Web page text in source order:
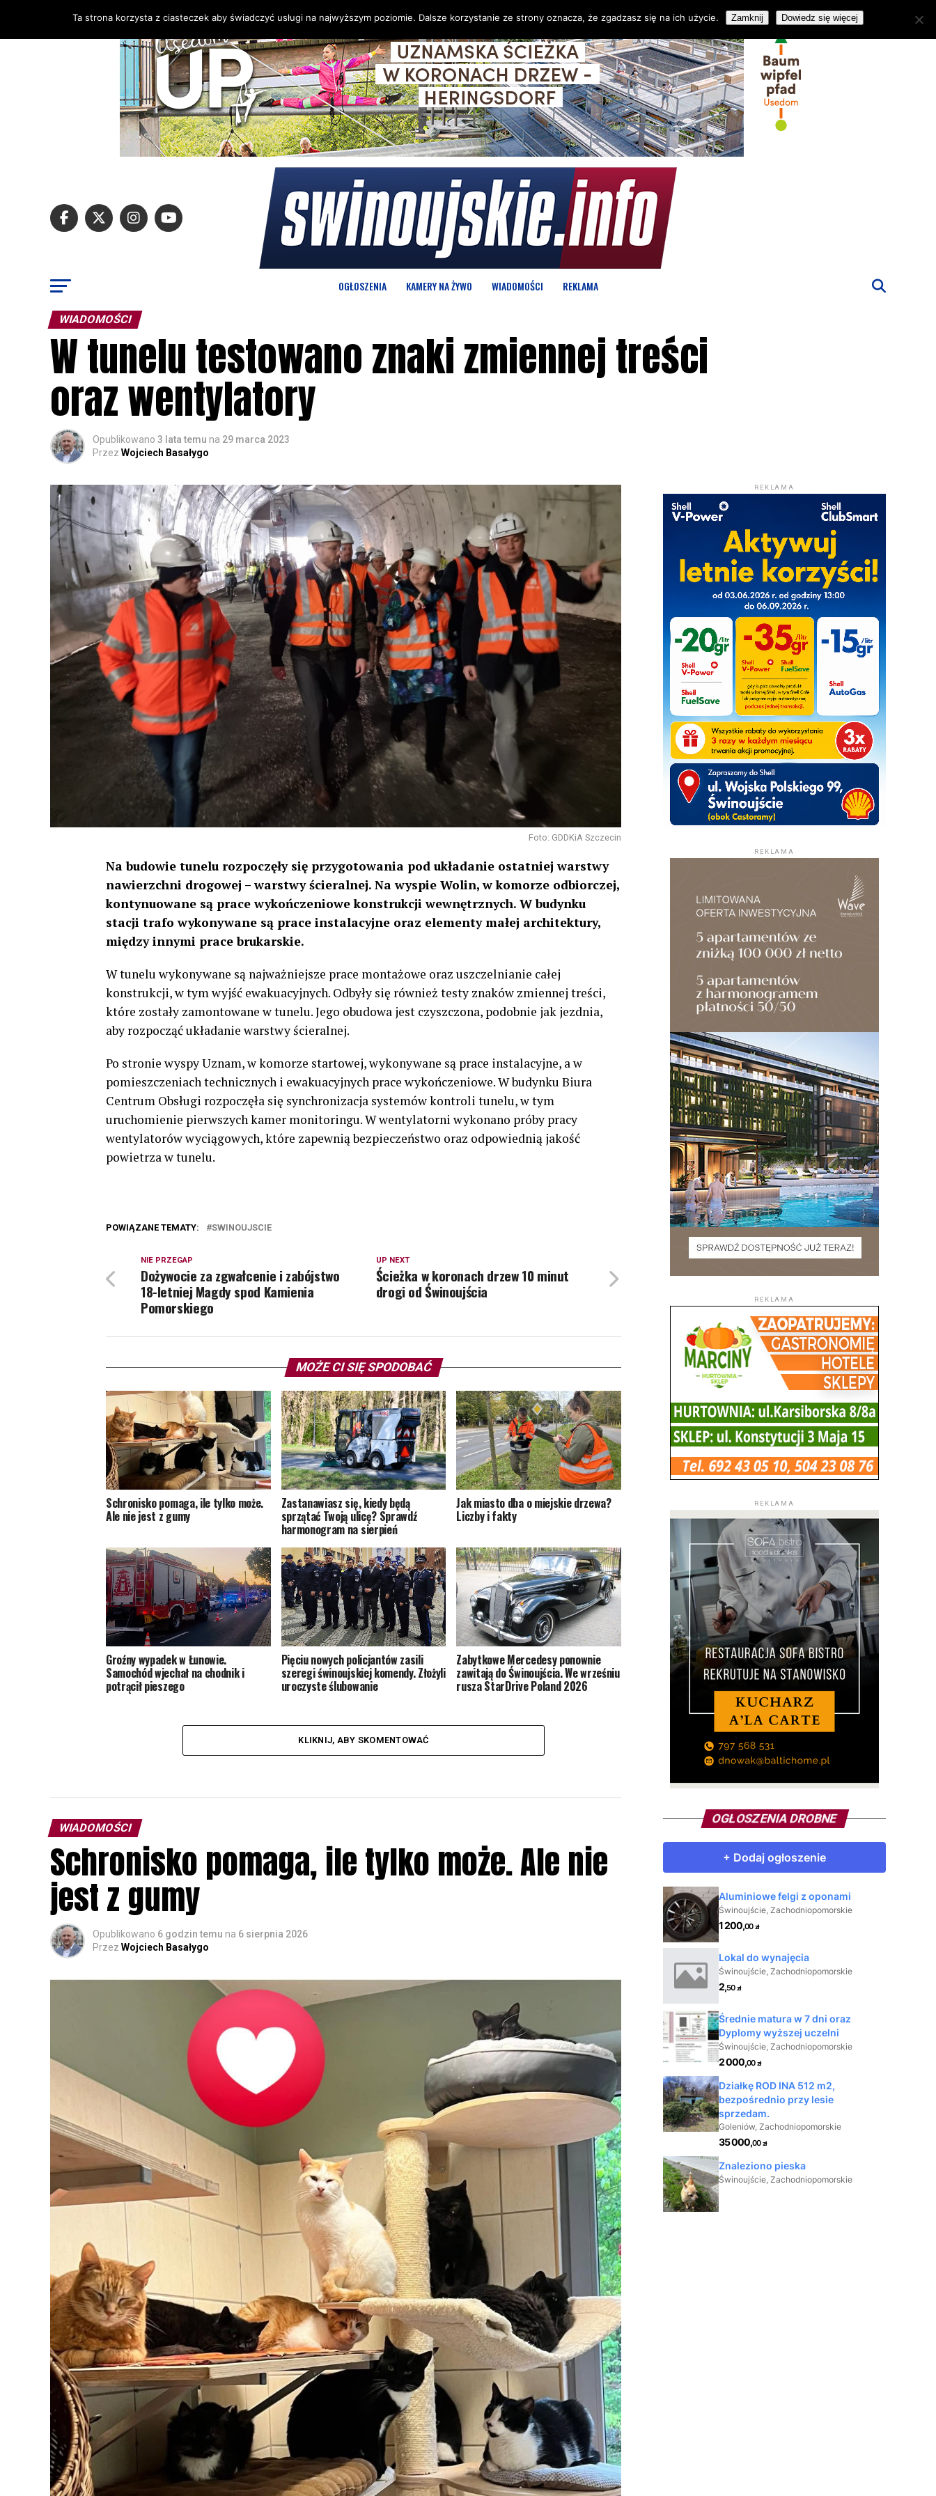
OGŁOSZENIA KAMERY NA ŻYWO WIADOMOŚCI REKLAMA
WIADOMOŚCI
W tunelu testowano znaki zmiennej treści
oraz wentylatory
Opublikowano 3 lata temu na 29 marca 2023
Przez Wojciech Basałygo
Foto: GDDKiA Szczecin
Na budowie tunelu rozpoczęły się przygotowania pod układanie ostatniej warstwy
nawierzchni drogowej – warstwy ścieralnej. Na wyspie Wolin, w komorze odbiorczej,
kontynuowane są prace wykończeniowe konstrukcji wewnętrznych. W budynku
stacji trafo wykonywane są prace instalacyjne oraz elementy małej architektury,
między innymi prace brukarskie.
W tunelu wykonywane są najważniejsze prace montażowe oraz uszczelnianie całej
konstrukcji, w tym wyjść ewakuacyjnych. Odbyły się również testy znaków zmiennej treści,
które zostały zamontowane w tunelu. Jego obudowa jest czyszczona, podobnie jak jezdnia,
aby rozpocząć układanie warstwy ścieralnej.
Po stronie wyspy Uznam, w komorze startowej, wykonywane są prace instalacyjne, a w
pomieszczeniach technicznych i ewakuacyjnych prace wykończeniowe. W budynku Biura
Centrum Obsługi rozpoczęła się synchronizacja systemów kontroli tunelu, w tym
uruchomienie pierwszych kamer monitoringu. W wentylatorni wykonano próby pracy
wentylatorów wyciągowych, które zapewnią bezpieczeństwo oraz odpowiednią jakość
powietrza w tunelu.
POWIĄZANE TEMATY: SWINOUJSCIE
UP NEXT
Ścieżka w koronach drzew 10 minut
drogi od Świnoujścia
NIE PRZEGAP
Dożywocie za zgwałcenie i zabójstwo
18-letniej Magdy spod Kamienia
Pomorskiego
MOŻE CI SIĘ SPODOBAĆ
Schronisko pomaga, ile tylko może.
Ale nie jest z gumy
Zastanawiasz się, kiedy będą
sprzątać Twoją ulicę? Sprawdź
harmonogram na sierpień
Jak miasto dba o miejskie drzewa?
Liczby i fakty
Groźny wypadek w Łunowie.
Samochód wjechał na chodnik i
potrącił pieszego
Pięciu nowych policjantów zasili
szeregi świnoujskiej komendy. Złożyli
uroczyste ślubowanie
Zabytkowe Mercedesy ponownie
zawitają do Świnoujścia. We wrześniu
rusza StarDrive Poland 2026
KLIKNIJ, ABY SKOMENTOWAĆ
WIADOMOŚCI
Schronisko pomaga, ile tylko może. Ale nie
jest z gumy
Opublikowano 6 godzin temu na 6 sierpnia 2026
Przez Wojciech Basałygo
REKLAMA
REKLAMA
REKLAMA
REKLAMA
OGŁOSZENIA DROBNE
Ta strona korzysta z ciasteczek aby świadczyć usługi na najwyższym poziomie. Dalsze korzystanie ze strony oznacza, że zgadzasz się na ich użycie. Zamknij Dowiedz się więcej